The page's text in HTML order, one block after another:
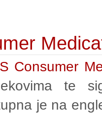
Consumer
te
je na